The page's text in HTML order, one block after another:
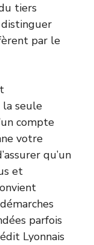
tiers
par le
seule
compte
votre
qu’un
et
parfois
Lyonnais